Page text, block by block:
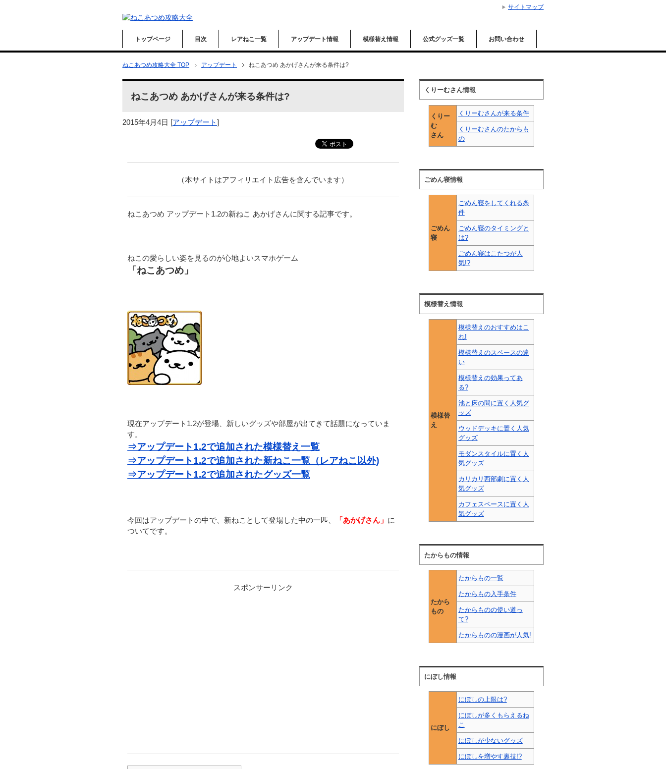
トップページ 目次 レアねこ一覧 アップデート情報 模様替え情報 公式グッズ一覧 お問い合わせ
ねこあつめ攻略大全 TOP アップデート ねこあつめ あかげさんが来る条件は?
ねこあつめ あかげさんが来る条件は?
2015年4月4日 [アップデート]
（本サイトはアフィリエイト広告を含んでいます）
ねこあつめ アップデート1.2の新ねこ あかげさんに関する記事です。
ねこの愛らしい姿を見るのが心地よいスマホゲーム
「ねこあつめ」
現在アップデート1.2が登場、新しいグッズや部屋が出てきて話題になっていま
す。
⇒アップデート1.2で追加された模様替え一覧
⇒アップデート1.2で追加された新ねこ一覧（レアねこ以外)
⇒アップデート1.2で追加されたグッズ一覧
今回はアップデートの中で、新ねことして登場した中の一匹、 「あかげさん」 に
ついてです。
スポンサーリンク
くりーむさん情報
くりー
む
さん
くりーむさんが来る条件
くりーむさんのたからも
の
ごめん寝情報
ごめん
寝
ごめん寝をしてくれる条
件
ごめん寝のタイミングと
は?
ごめん寝はこたつが人
気!?
模様替え情報
模様替
え
模様替えのおすすめはこ
れ!
模様替えのスペースの違
い
模様替えの効果ってあ
る?
池と床の間に置く人気グ
ッズ
ウッドデッキに置く人気
グッズ
モダンスタイルに置く人
気グッズ
カリカリ西部劇に置く人
気グッズ
カフェスペースに置く人
気グッズ
たからもの情報
たから
もの
たからもの一覧
たからもの入手条件
たからものの使い道っ
て?
たからものの漫画が人気!
にぼし情報
にぼし
にぼしの上限は?
にぼしが多くもらえるね
こ
にぼしが少ないグッズ
にぼしを増やす裏技!?
サイトマップ